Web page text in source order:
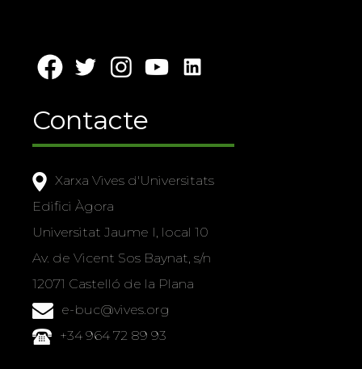
Contacte
Xarxa Vives d'Universitats
Edifici Àgora
Universitat Jaume I, local 10
Av. de Vicent Sos Baynat, s/n
12071 Castelló de la Plana
e-buc@vives.org
+34 964 72 89 93